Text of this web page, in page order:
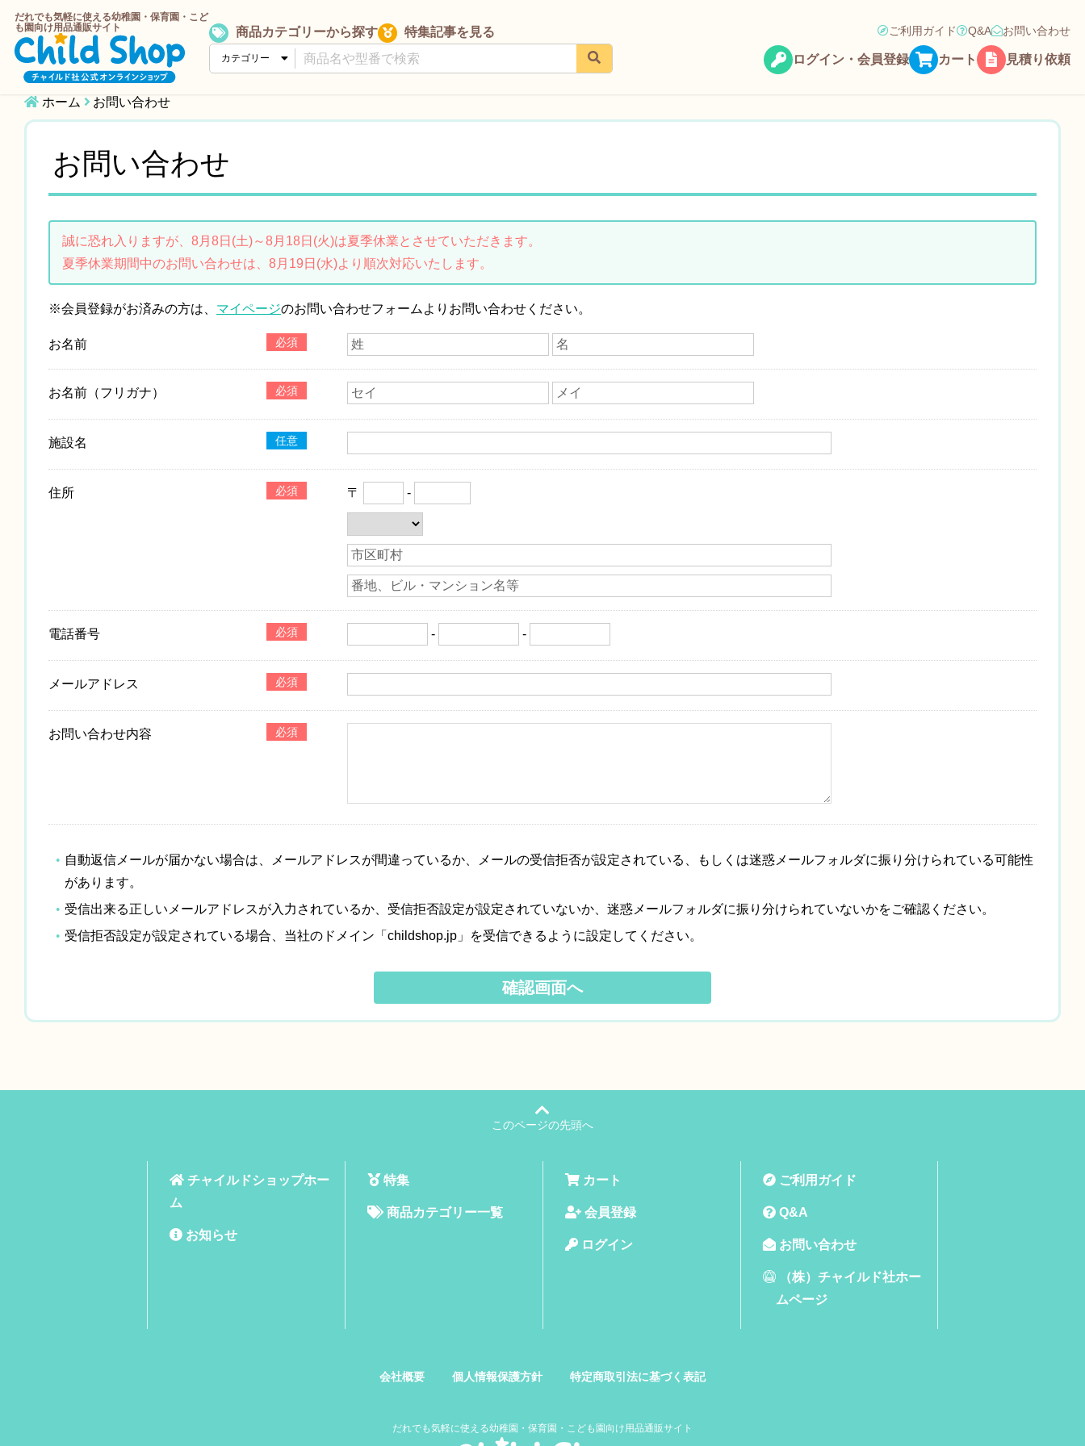
だれでも気軽に使える幼稚園・保育園・こど
も園向け用品通販サイト
商品カテゴリーから探す 特集記事を見る ご利用ガイド Q&A お問い合わせ
ログイン・会員登録 カート 見積り依頼
ホーム お問い合わせ
お問い合わせ
誠に恐れ入りますが、8月8日(土)～8月18日(火)は夏季休業とさせていただきます。
夏季休業期間中のお問い合わせは、8月19日(水)より順次対応いたします。
※会員登録がお済みの方は、 マイページのお問い合わせフォームよりお問い合わせください。
お名前 必須
お名前（フリガナ） 必須
施設名 任意
住所 必須 〒 -
電話番号 必須 - -
メールアドレス 必須
お問い合わせ内容 必須
自動返信メールが届かない場合は、メールアドレスが間違っているか、メールの受信拒否が設定されている、もしくは迷惑メールフォルダに振り分けられている可能性
があります。
受信出来る正しいメールアドレスが入力されているか、受信拒否設定が設定されていないか、迷惑メールフォルダに振り分けられていないかをご確認ください。
受信拒否設定が設定されている場合、当社のドメイン「childshop.jp」を受信できるように設定してください。
このページの先頭へ
チャイルドショップホー
ム
お知らせ
特集
商品カテゴリー一覧
カート
会員登録
ログイン
ご利用ガイド
Q&A
お問い合わせ
（株）チャイルド社ホー
ムページ
会社概要 個人情報保護方針 特定商取引法に基づく表記
だれでも気軽に使える幼稚園・保育園・こども園向け用品通販サイト